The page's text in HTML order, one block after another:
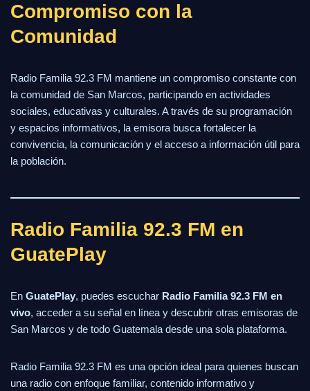
Compromiso con la
Comunidad
Radio Familia 92.3 FM mantiene un compromiso constante con
la comunidad de San Marcos, participando en actividades
sociales, educativas y culturales. A través de su programación
y espacios informativos, la emisora busca fortalecer la
convivencia, la comunicación y el acceso a información útil para
la población.
Radio Familia 92.3 FM en
GuatePlay
En GuatePlay, puedes escuchar Radio Familia 92.3 FM en
vivo, acceder a su señal en línea y descubrir otras emisoras de
San Marcos y de todo Guatemala desde una sola plataforma.
Radio Familia 92.3 FM es una opción ideal para quienes buscan
una radio con enfoque familiar, contenido informativo y